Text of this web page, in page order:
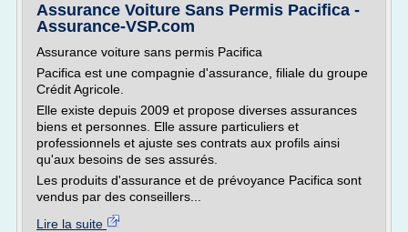
Assurance Voiture Sans Permis Pacifica -
Assurance-VSP.com
Assurance voiture sans permis Pacifica
Pacifica est une compagnie d'assurance, filiale du groupe
Crédit Agricole.
Elle existe depuis 2009 et propose diverses assurances
biens et personnes. Elle assure particuliers et
professionnels et ajuste ses contrats aux profils ainsi
qu'aux besoins de ses assurés.
Les produits d'assurance et de prévoyance Pacifica sont
vendus par des conseillers...
Lire la suite